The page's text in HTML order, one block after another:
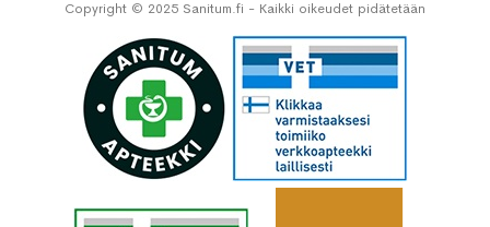
Copyright © 2025 Sanitum.fi - Kaikki oikeudet pidätetään